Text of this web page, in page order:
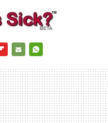
MAIL